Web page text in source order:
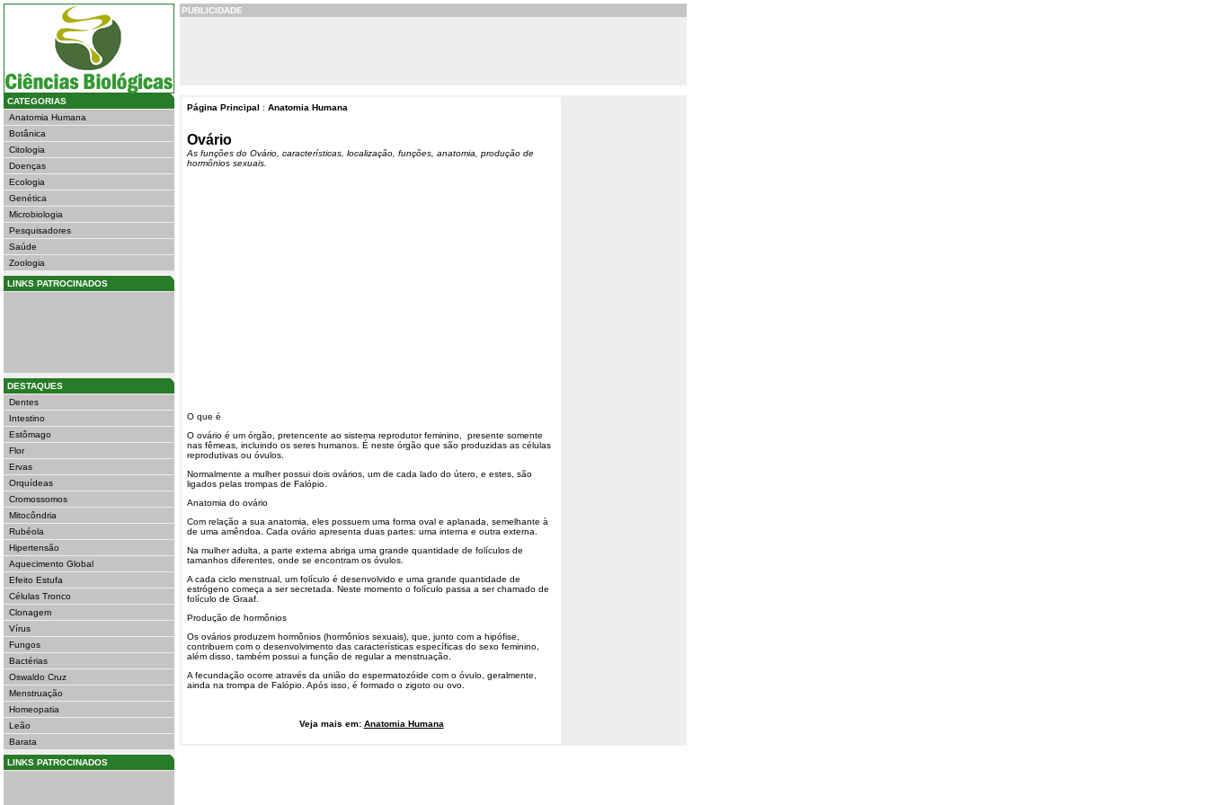
CATEGORIAS
Anatomia Humana
Botânica
Citologia
Doenças
Ecologia
Genética
Microbiologia
Pesquisadores
Saúde
Zoologia
LINKS PATROCINADOS
DESTAQUES
Dentes
Intestino
Estômago
Flor
Ervas
Orquídeas
Cromossomos
Mitocôndria
Rubéola
Hipertensão
Aquecimento Global
Efeito Estufa
Células Tronco
Clonagem
Vírus
Fungos
Bactérias
Oswaldo Cruz
Menstruação
Homeopatia
Leão
Barata
LINKS PATROCINADOS
PUBLICIDADE
Página Principal : Anatomia Humana
Ovário
As funções do Ovário, características, localização, funções, anatomia, produção de
hormônios sexuais.
O que é
O ovário é um órgão, pretencente ao sistema reprodutor feminino, presente somente
nas fêmeas, incluindo os seres humanos. É neste órgão que são produzidas as células
reprodutivas ou óvulos.
Normalmente a mulher possui dois ovários, um de cada lado do útero, e estes, são
ligados pelas trompas de Falópio.
Anatomia do ovário
Com relação a sua anatomia, eles possuem uma forma oval e aplanada, semelhante à
de uma amêndoa. Cada ovário apresenta duas partes: uma interna e outra externa.
Na mulher adulta, a parte externa abriga uma grande quantidade de folículos de
tamanhos diferentes, onde se encontram os óvulos.
A cada ciclo menstrual, um folículo é desenvolvido e uma grande quantidade de
estrógeno começa a ser secretada. Neste momento o folículo passa a ser chamado de
folículo de Graaf.
Produção de hormônios
Os ovários produzem hormônios (hormônios sexuais), que, junto com a hipófise,
contribuem com o desenvolvimento das características específicas do sexo feminino,
além disso, também possui a função de regular a menstruação.
A fecundação ocorre através da união do espermatozóide com o óvulo, geralmente,
ainda na trompa de Falópio. Após isso, é formado o zigoto ou ovo.
Veja mais em: Anatomia Humana